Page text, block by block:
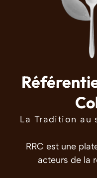
La Tradition au
RRC est une
acteurs de la